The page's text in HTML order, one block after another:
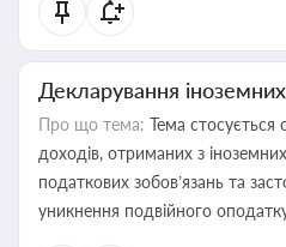
Декларування
Про що тема: Тема стосується
доходів, отриманих з
податкових зобов’язань та
уникнення подвійного